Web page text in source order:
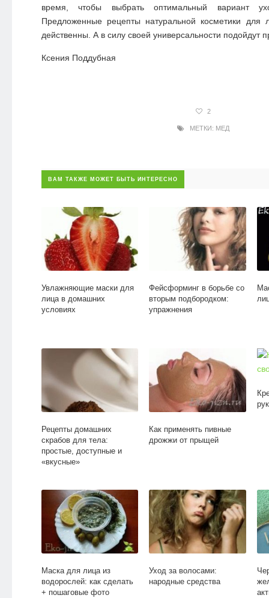
время, чтобы выбрать оптимальный вариант
Предложенные рецепты натуральной косметики для
действенны. А в силу своей универсальности подойдут
Ксения Поддубная
2
МЕТКИ: МЕД
ВАМ ТАКЖЕ МОЖЕТ БЫТЬ ИНТЕРЕСНО
Увлажняющие маски для
лица в домашних
условиях
Фейсформинг в борьбе со
вторым подбородком:
упражнения
Рецепты домашних
скрабов для тела:
простые, доступные и
«вкусные»
Как применять пивные
дрожжи от прыщей
Маска для лица из
водорослей: как сделать
+ пошаговые фото
Уход за волосами:
народные средства